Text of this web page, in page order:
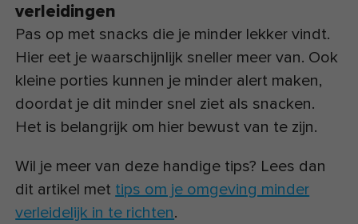
verleidingen
Pas op met snacks die je minder lekker vindt.
Hier eet je waarschijnlijk sneller meer van. Ook
kleine porties kunnen je minder alert maken,
doordat je dit minder snel ziet als snacken.
Het is belangrijk om hier bewust van te zijn.
Wil je meer van deze handige tips? Lees dan
dit artikel met tips om je omgeving minder
verleidelijk in te richten.